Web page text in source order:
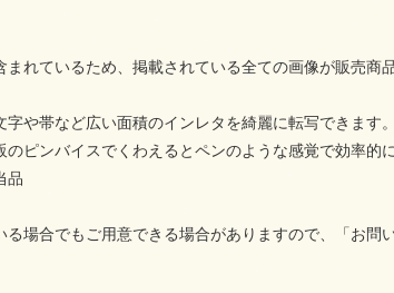
まれているため、掲載されている全ての画像が販売商
や帯など広い面積のインレタを綺麗に転写できます。
のピンバイスでくわえるとペンのような感覚で効率的
品
る場合でもご用意できる場合がありますので、「お